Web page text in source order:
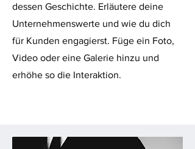
dessen Geschichte. Erläutere deine
Unternehmenswerte und wie du dich
für Kunden engagierst. Füge ein Foto,
Video oder eine Galerie hinzu und
erhöhe so die Interaktion.